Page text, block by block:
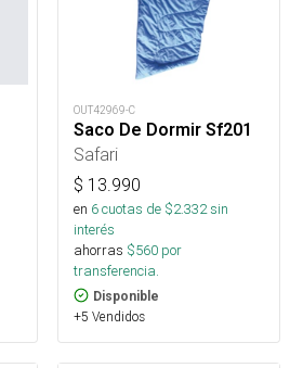
OUT42969-C
Saco De Dormir Sf201
Safari
$ 13.990
en 6cuotas de $2.332sin
interés
ahorras $560 por
transferencia.
Disponible
+5 Vendidos